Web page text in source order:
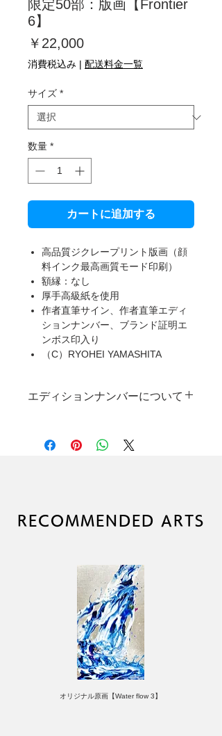
限定50部：版画【Frontier
6】
￥22,000価
格
消費税込み | 配送料金一覧
サイズ *
数量 *
カートに追加する
高品質ジクレープリント版画（顔
料インク最高画質モード印刷）
額縁：なし
厚手高級紙を使用
作者直筆サイン、作者直筆エディ
ションナンバー、ブランド証明エ
ンボス印入り
（C）RYOHEI YAMASHITA
エディションナンバーについて
とに異なった作者直筆エディションナ
ンバーが入ります。
RECOMMENDED ARTS
オリジナル原画【Water flow 3】